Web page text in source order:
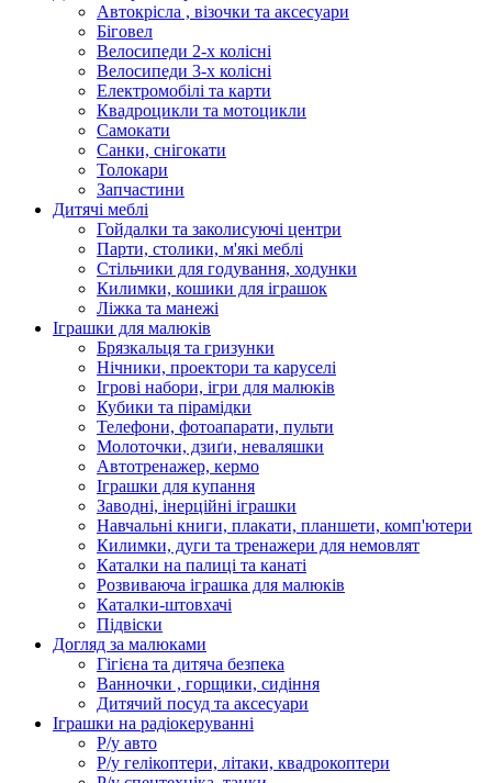
Автокрісла , візочки та аксесуари
Біговел
Велосипеди 2-х колісні
Велосипеди 3-х колісні
Електромобілі та карти
Квадроцикли та мотоцикли
Самокати
Санки, снігокати
Толокари
Запчастини
Дитячі меблі
Гойдалки та заколисуючі центри
Парти, столики, м'які меблі
Стільчики для годування, ходунки
Килимки, кошики для іграшок
Ліжка та манежі
Іграшки для малюків
Брязкальця та гризунки
Нічники, проектори та каруселі
Ігрові набори, ігри для малюків
Кубики та пірамідки
Телефони, фотоапарати, пульти
Молоточки, дзиґи, неваляшки
Автотренажер, кермо
Іграшки для купання
Заводні, інерційні іграшки
Навчальні книги, плакати, планшети, комп'ютери
Килимки, дуги та тренажери для немовлят
Каталки на палиці та канаті
Розвиваюча іграшка для малюків
Каталки-штовхачі
Підвіски
Догляд за малюками
Гігієна та дитяча безпека
Ванночки , горщики, сидіння
Дитячий посуд та аксесуари
Іграшки на радіокеруванні
Р/у авто
Р/у гелікоптери, літаки, квадрокоптери